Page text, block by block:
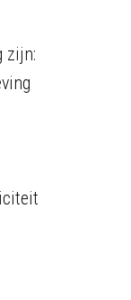
zijn: